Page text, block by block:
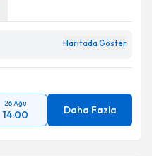
Haritada Göster
26 Ağu
14:00 Daha Fazla